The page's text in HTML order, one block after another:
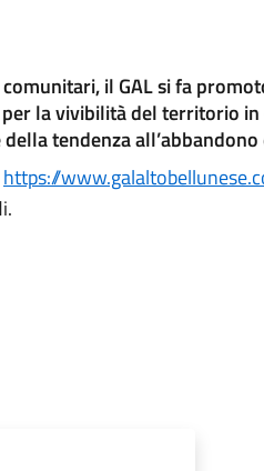
il GAL si fa
la vivibilità del territorio
tendenza
https://